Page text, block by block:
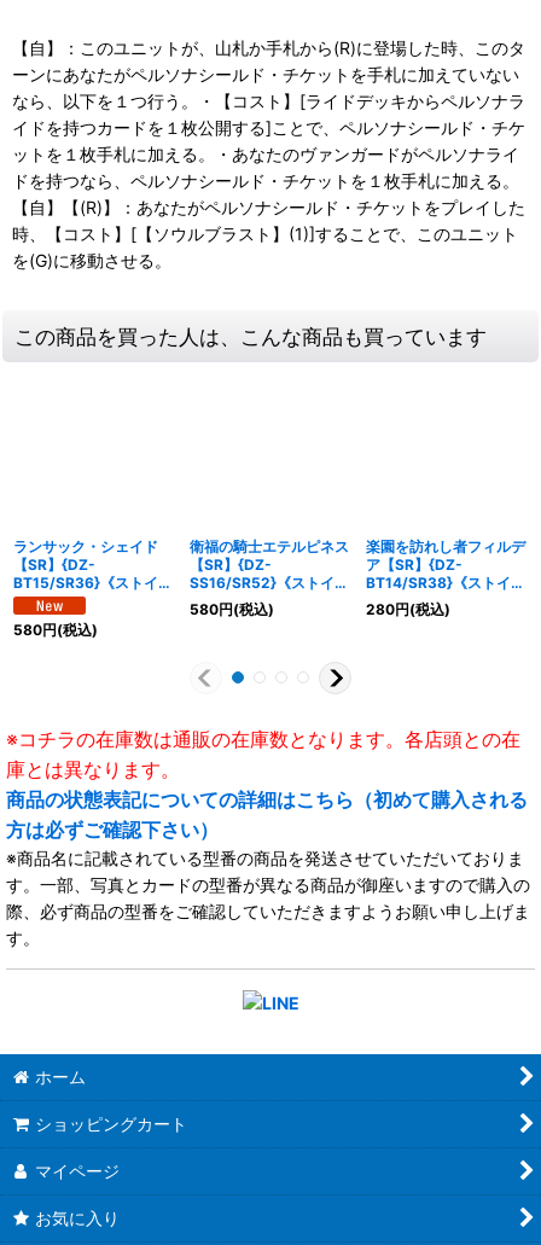
【自】：このユニットが、山札か手札から(R)に登場した時、このタ
ーンにあなたがペルソナシールド・チケットを手札に加えていない
なら、以下を１つ行う。・【コスト】[ライドデッキからペルソナラ
イドを持つカードを１枚公開する]ことで、ペルソナシールド・チケ
ットを１枚手札に加える。・あなたのヴァンガードがペルソナライ
ドを持つなら、ペルソナシールド・チケットを１枚手札に加える。
【自】【(R)】：あなたがペルソナシールド・チケットをプレイした
時、【コスト】[【ソウルブラスト】(1)]することで、このユニット
を(G)に移動させる。
この商品を買った人は、こんな商品も買っています
ランサック・シェイド
【SR】{DZ-
BT15/SR36}《ストイケ
イア》
580円(税込)
衛福の騎士エテルピネス
【SR】{DZ-
SS16/SR52}《ストイケ
イア》
580円(税込)
楽園を訪れし者フィルデ
ア【SR】{DZ-
BT14/SR38}《ストイケ
イア》
280円(税込)
※コチラの在庫数は通販の在庫数となります。各店頭との在
庫とは異なります。
商品の状態表記についての詳細はこちら（初めて購入される
方は必ずご確認下さい）
※商品名に記載されている型番の商品を発送させていただいておりま
す。一部、写真とカードの型番が異なる商品が御座いますので購入の
際、必ず商品の型番をご確認していただきますようお願い申し上げま
す。
ホーム
ショッピングカート
マイページ
お気に入り